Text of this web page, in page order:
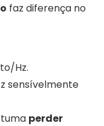
faz diferença no
Hz.
sensívelmente
perder